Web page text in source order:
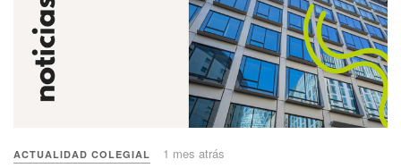
ACTUALIDAD COLEGIAL 1 mes atrás